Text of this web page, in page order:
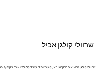
שרוולי קולגן אכיל
שרוולי קולגן המציעים מרקם טבעי, קוטר אחיד, עיבוד קל וללא צורך בקילוף.